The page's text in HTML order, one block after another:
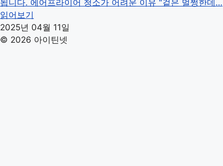
됩니다. 에어프라이어 청소가 어려운 이유 "겉은 멀쩡한데…
읽어보기
2025년 04월 11일
© 2026 아이틴넷